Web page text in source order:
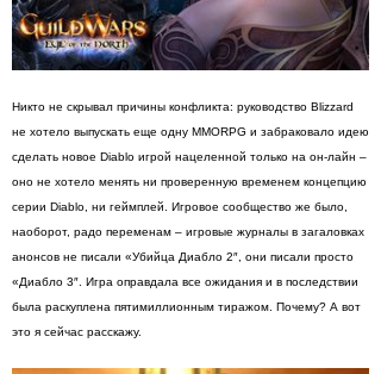
Никто не скрывал причины конфликта: руководство Blizzard
не хотело выпускать еще одну MMORPG и забраковало идею
сделать новое Diablo игрой нацеленной только на он-лайн –
оно не хотело менять ни проверенную временем концепцию
серии Diablo, ни геймплей. Игровое сообщество же было,
наоборот, радо переменам – игровые журналы в загаловках
анонсов не писали «Убийца Диабло 2″, они писали просто
«Диабло 3″. Игра оправдала все ожидания и в последствии
была раскуплена пятимиллионным тиражом. Почему? А вот
это я сейчас расскажу.